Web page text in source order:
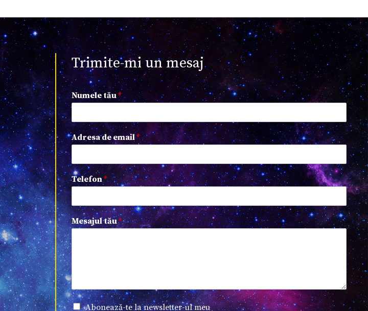
Trimite-mi un mesaj
Numele tău*
Adresa de email*
Telefon*
Mesajul tău*
Abonează-te la newsletter-ul meu